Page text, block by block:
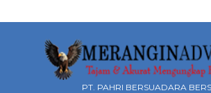
PT. PAHRI BERSUADARA